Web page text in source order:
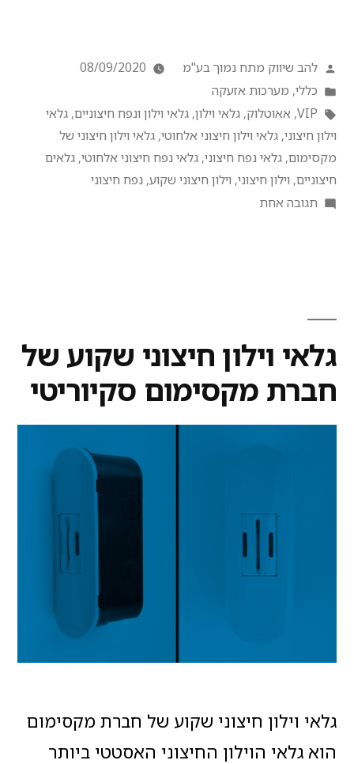
להב שיווק מתח נמוך בע"מ
08/09/2020
כללי, מערכות אזעקה
VIP
, אאוטלוק, גלאי וילון, גלאי וילון ונפח חיצוניים, גלאי
וילון חיצוני, גלאי וילון חיצוני אלחוטי, גלאי וילון חיצוני של
מקסימום, גלאי נפח חיצוני, גלאי נפח חיצוני אלחוטי, גלאים
חיצוניים, וילון חיצוני, וילון חיצוני שקוע, נפח חיצוני
תגובה אחת
גלאי וילון חיצוני שקוע של
חברת מקסימום סקיוריטי
גלאי וילון חיצוני שקוע של חברת מקסימום
הוא גלאי הוילון החיצוני האסטטי ביותר